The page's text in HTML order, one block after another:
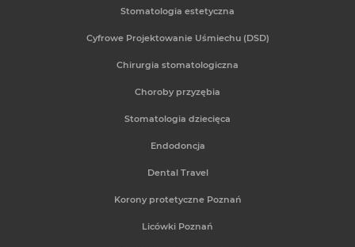
Stomatologia estetyczna
Cyfrowe Projektowanie Uśmiechu (DSD)
Chirurgia stomatologiczna
Choroby przyzębia
Stomatologia dziecięca
Endodoncja
Dental Travel
Korony protetyczne Poznań
Licówki Poznań